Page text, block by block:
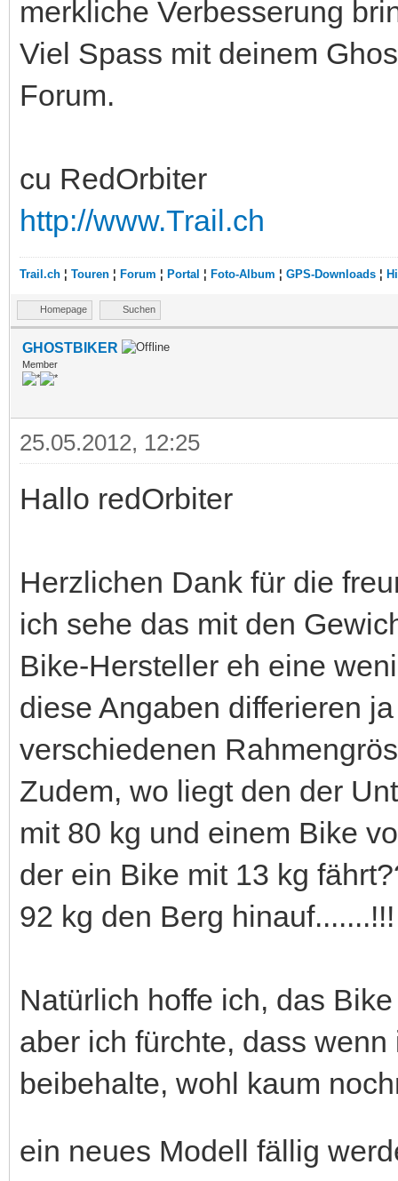
merkliche Verbesserung
Viel Spass mit deinem
Forum.
cu RedOrbiter
http://www.Trail.ch
Trail.ch ¦ Touren ¦ Forum ¦ Portal ¦ Foto-Album ¦ GPS-Downloads ¦
Homepage Suchen
GHOSTBIKER
Member
25.05.2012, 12:25
Hallo redOrbiter
Herzlichen Dank für die
ich sehe das mit den
Bike-Hersteller eh eine
diese Angaben differieren
verschiedenen
Zudem, wo liegt den der
mit 80 kg und einem Bike
der ein Bike mit 13 kg
92 kg den Berg hinauf.......!!!
Natürlich hoffe ich, das
aber ich fürchte, dass
beibehalte, wohl kaum
ein neues Modell fällig